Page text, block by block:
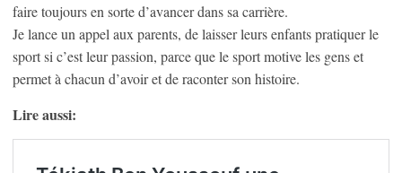
faire toujours en sorte d’avancer dans sa carrière.
Je lance un appel aux parents, de laisser leurs enfants pratiquer le
sport si c’est leur passion, parce que le sport motive les gens et
permet à chacun d’avoir et de raconter son histoire.
Lire aussi: